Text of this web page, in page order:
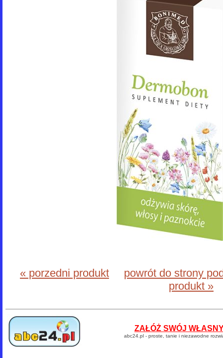
« porzedni produkt
powrót do strony
produkt »
ZAŁÓŻ SWÓJ
abc24.pl - proste, tanie i niezawodne